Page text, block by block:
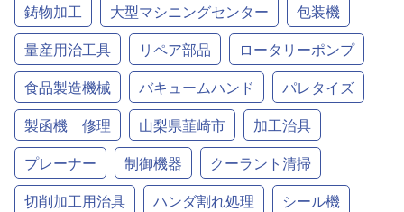
鋳物加工
大型マシニングセンター
包装機
量産用治工具
リペア部品
ロータリーポンプ
食品製造機械
バキュームハンド
パレタイズ
製函機 修理
山梨県韮崎市
加工治具
プレーナー
制御機器
クーラント清掃
切削加工用治具
ハンダ割れ処理
シール機